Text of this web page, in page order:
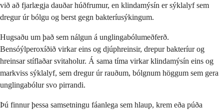
við að fjarlægja dauðar húðfrumur, en klindamýsín er sýklalyf sem
dregur úr bólgu og berst gegn bakteríusýkingum.
Hugsaðu um það sem nálgun á unglingabólumeðferð.
Bensóýlperoxíðið virkar eins og djúphreinsir, drepur bakteríur og
hreinsar stíflaðar svitaholur. Á sama tíma virkar klindamýsín eins og
markviss sýklalyf, sem dregur úr rauðum, bólgnum höggum sem gera
unglingabólur svo pirrandi.
Þú finnur þessa samsetningu fáanlega sem hlaup, krem eða púða